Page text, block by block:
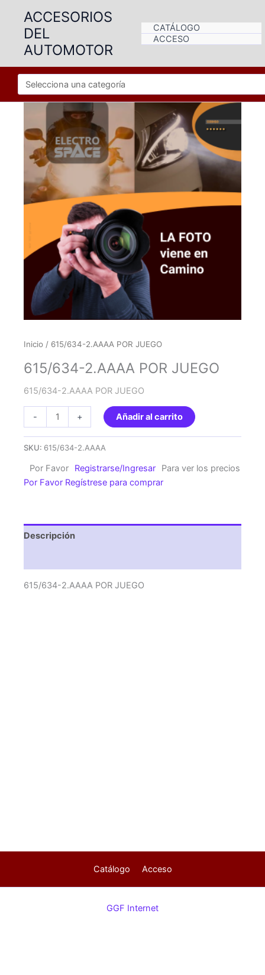
contenido
ACCESORIOS
DEL
AUTOMOTOR
CATÁLOGO
ACCESO
Inicio / 615/634-2.AAAA POR JUEGO
615/634-2.AAAA POR JUEGO
615/634-2.AAAA POR JUEGO
-
615/634-
2.AAAA
cantidad
+ Añadir al carrito
SKU: 615/634-2.AAAA
Por Favor Registrarse/Ingresar
Para ver los precios
Por Favor Regístrese para comprar
Descripción
615/634-2.AAAA POR JUEGO
Catálogo Acceso
GGF Internet